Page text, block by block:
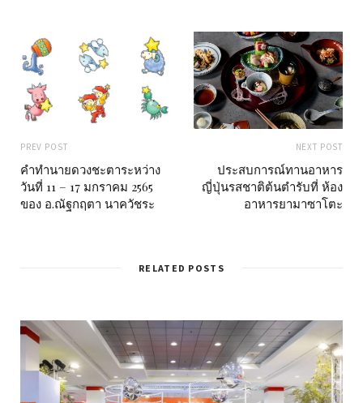
PREV POST
คำทำนายดวงชะตาระหว่าง
วันที่ 11 – 17 มกราคม 2565
ของ อ.ณัฐกฤตา นาควัชระ
NEXT POST
ประสบการณ์ทานอาหาร
ญี่ปุ่นรสชาติต้นตำรับที่ ห้อง
อาหารยามาซาโตะ
RELATED POSTS